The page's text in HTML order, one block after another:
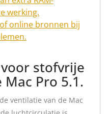
werking.
online bronnen bij
stofvrije
Pro 5.1.
ventilatie van de Mac